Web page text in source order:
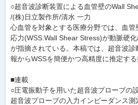
○超音波診断装置による血管壁のWall
/(株)日立製作所/清水 一力
心血管を対象とする医療分野では、血
応力(WSS:Wall Shear Stress)が動脈硬
が指摘されている。本稿では、超音波
報からWSSを簡便かつ高精度に推定する
■連載
○圧電振動子を用いた超音波プローブの
超音波プローブの入力インピーダンス測